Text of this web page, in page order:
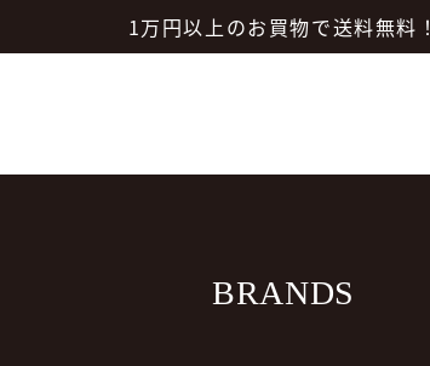
1万円以上のお買物で送料無料！
BRANDS